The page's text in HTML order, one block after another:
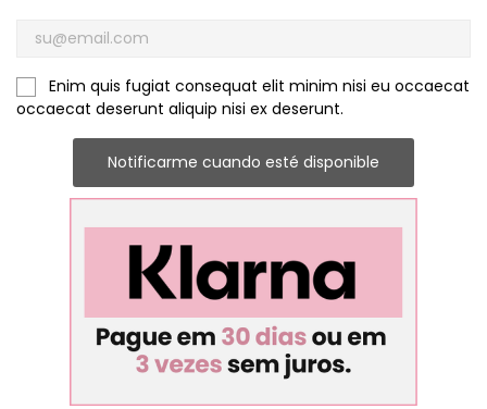
Enim quis fugiat consequat elit minim nisi eu occaecat
occaecat deserunt aliquip nisi ex deserunt.
Notificarme cuando esté disponible